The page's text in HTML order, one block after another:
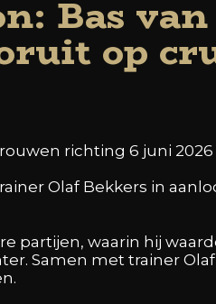
Bas
op
richting 6 juni 2026
Olaf Bekkers in
partijen, waarin hij
Samen met trainer